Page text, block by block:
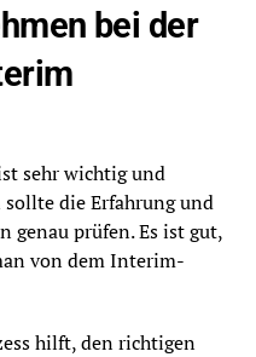
bei der
sehr wichtig und
die Erfahrung und
genau prüfen. Es ist gut,
von dem Interim-
hilft, den richtigen